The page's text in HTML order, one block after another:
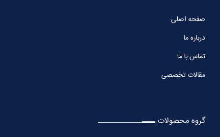
صفحه اصلی
درباره ما
تماس با ما
مقالات تخصصی
گروه محصولات